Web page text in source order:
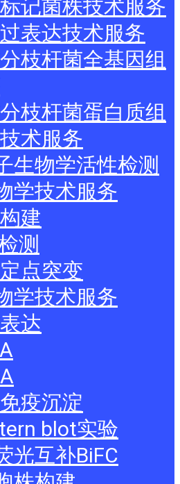
记菌株技术服务
表达技术服务
枝杆菌全基因组
枝杆菌蛋白质组
术服务
生物学活性检测
学技术服务
建
测
点突变
学技术服务
达
疫沉淀
blot实验
光互补BiFC